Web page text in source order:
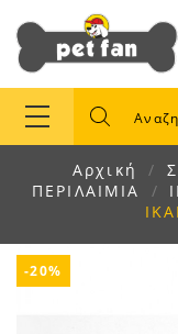
Αρχική
ΠΕΡΙΛΑΙΜΙΑ
-20%